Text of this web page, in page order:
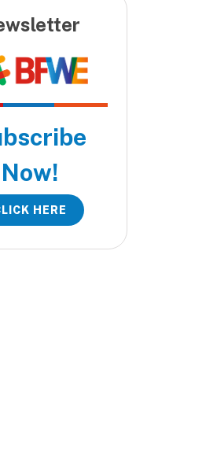
Now!
HERE